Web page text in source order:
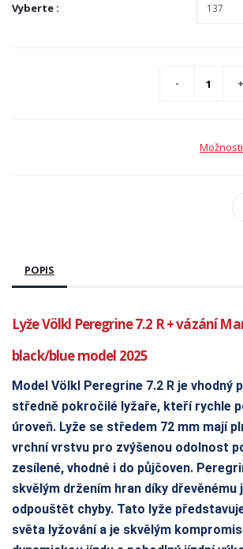
Vyberte :
POPIS
Lyže Völkl Peregrine 7.2 R + vázání
black/blue model 2025
Model Völkl Peregrine 7.2 R je vhodný
středně pokročilé lyžaře, kteří rychle
úroveň. Lyže se středem 72 mm mají
vrchní vrstvu pro zvýšenou odolnost
zesílené, vhodné i do půjčoven.
skvělým držením hran díky dřevěnému
odpouštět chyby. Tato lyže
světa lyžování a je skvělým